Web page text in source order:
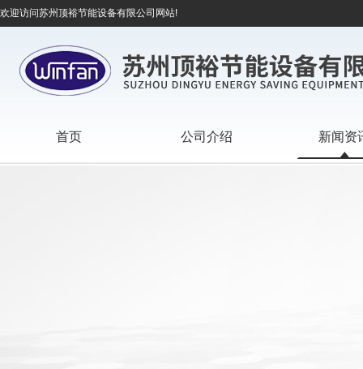
欢迎访问苏州顶裕节能设备有限公司网站!
首页 公司介绍 新闻资